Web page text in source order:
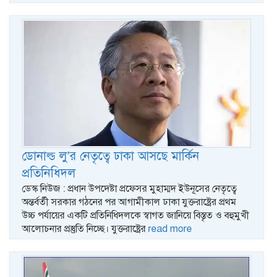
ডোনাল্ড লু’র নেতৃত্বে ঢাকা আসছে মার্কিন
প্রতিনিধিদল
ডেস্ক নিউজ : প্রধান উপদেষ্টা প্রফেসর মুহাম্মদ ইউনূসের নেতৃত্বে
অন্তর্বর্তী সরকার গঠনের পর আগামীকাল ঢাকা যুক্তরাষ্ট্রের প্রথম
উচ্চ পর্যায়ের একটি প্রতিনিধিদলকে স্বাগত জানিয়ে বিস্তৃত ও বহুমুখী
আলোচনার প্রস্তুতি নিচ্ছে। যুক্তরাষ্ট্রের read more